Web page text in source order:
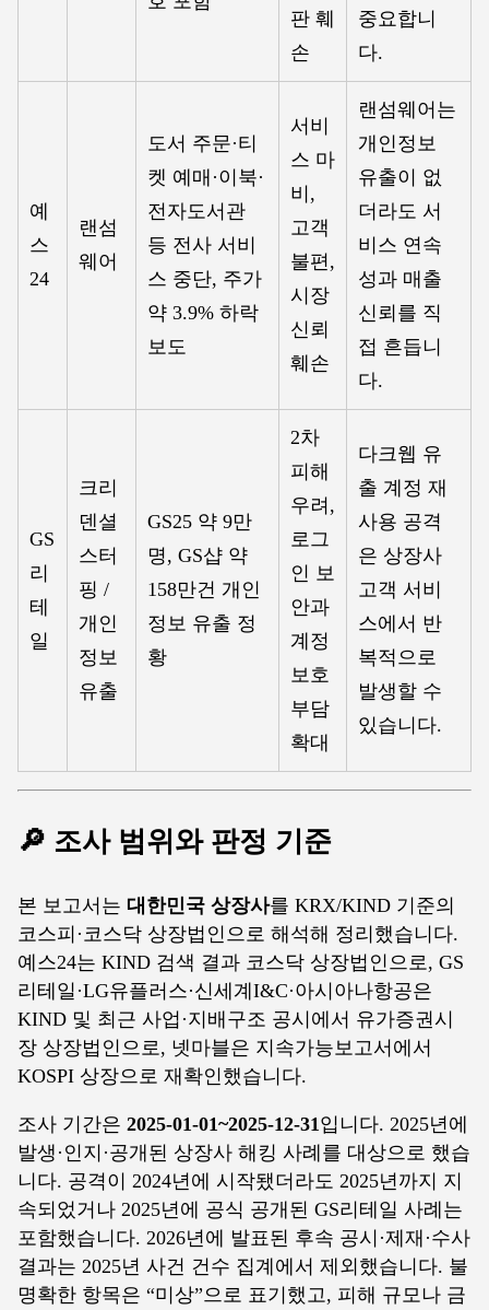
판 훼
손
중요합니
다.
예
스
24
랜섬
웨어
도서 주문·티
켓 예매·이북·
전자도서관
등 전사 서비
스 중단, 주가
약 3.9% 하락
보도
서비
스 마
비,
고객
불편,
시장
신뢰
훼손
랜섬웨어는
개인정보
유출이 없
더라도 서
비스 연속
성과 매출
신뢰를 직
접 흔듭니
다.
GS
리
테
일
크리
덴셜
스터
핑 /
개인
정보
유출
GS25 약 9만
명, GS샵 약
158만건 개인
정보 유출 정
황
2차
피해
우려,
로그
인 보
안과
계정
보호
부담
확대
다크웹 유
출 계정 재
사용 공격
은 상장사
고객 서비
스에서 반
복적으로
발생할 수
있습니다.
🔎 조사 범위와 판정 기준
본 보고서는 대한민국 상장사를 KRX/KIND 기준의
코스피·코스닥 상장법인으로 해석해 정리했습니다.
예스24는 KIND 검색 결과 코스닥 상장법인으로, GS
리테일·LG유플러스·신세계I&C·아시아나항공은
KIND 및 최근 사업·지배구조 공시에서 유가증권시
장 상장법인으로, 넷마블은 지속가능보고서에서
KOSPI 상장으로 재확인했습니다.
조사 기간은 2025-01-01~2025-12-31 입니다. 2025년에
발생·인지·공개된 상장사 해킹 사례를 대상으로 했습
니다. 공격이 2024년에 시작됐더라도 2025년까지 지
속되었거나 2025년에 공식 공개된 GS리테일 사례는
포함했습니다. 2026년에 발표된 후속 공시·제재·수사
결과는 2025년 사건 건수 집계에서 제외했습니다. 불
명확한 항목은 “미상”으로 표기했고, 피해 규모나 금